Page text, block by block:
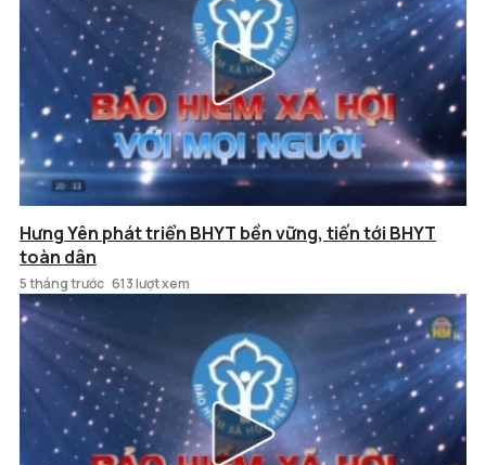
Hưng Yên phát triển BHYT bền vững, tiến tới BHYT
toàn dân
5 tháng trước 613 lượt xem